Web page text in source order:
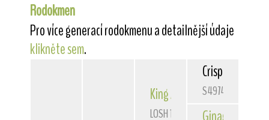
Rodokmen
Pro více generací rodokmenu a detailnější údaje
klikněte sem.
King Arthur van Foliny Home
LOSH 1106553
Crispy
S49746/2007